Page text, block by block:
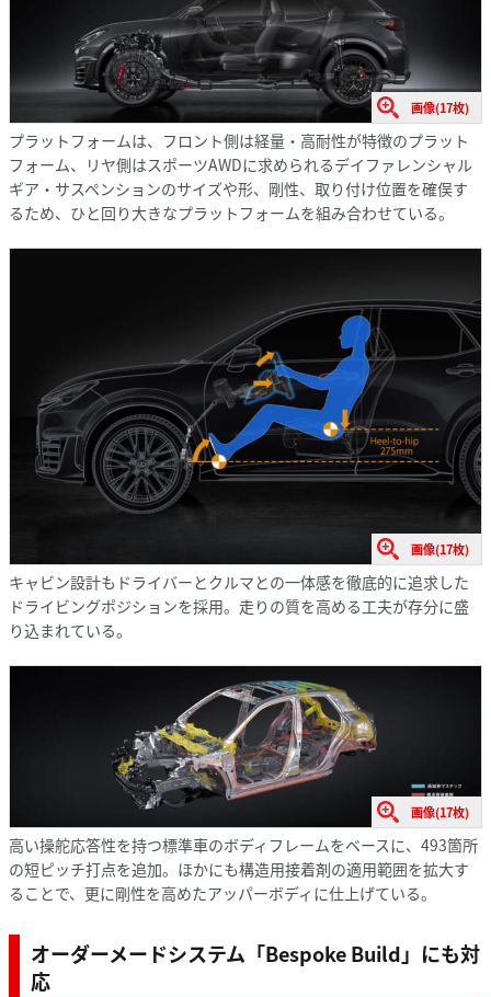
画像(17枚)
プラットフォームは、フロント側は経量・高耐性が特徴のプラット
フォーム、リヤ側はスポーツAWDに求められるデイファレンシャル
ギア・サスペンションのサイズや形、剛性、取り付け位置を確俣す
るため、ひと回り大きなプラットフォームを組み合わせている。
画像(17枚)
キャビン設計もドライバーとクルマとの一体感を徹底的に追求した
ドライビングポジションを採用。走りの質を高める工夫が存分に盛
り込まれている。
画像(17枚)
高い操舵応答性を持つ標準車のボディフレームをベースに、493箇所
の短ピッチ打点を追加。ほかにも構造用接着剤の適用範囲を拡大す
ることで、更に剛性を高めたアッパーボディに仕上げている。
オーダーメードシステム「Bespoke Build」にも対
応